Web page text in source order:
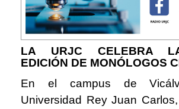
LA URJC CELEBRA
EDICIÓN DE MONÓLOGOS
En el campus de
Universidad Rey Juan